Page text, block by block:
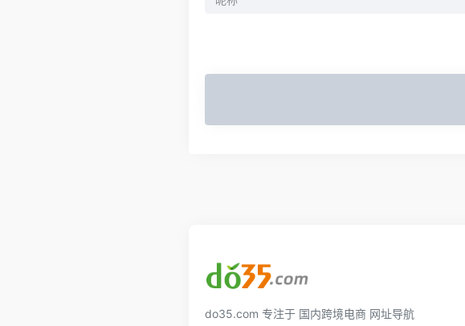
do35.com 专注于 国内跨境电商 网址导航